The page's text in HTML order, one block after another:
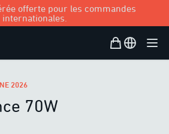
offerte pour les commandes
internationales.
Panier d’achat
Open user
2026
70W